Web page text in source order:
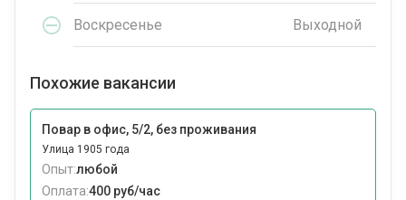
Воскресенье Выходной
Похожие вакансии
Повар в офис, 5/2, без проживания
Улица 1905 года
Опыт:любой
Оплата:400 руб/час